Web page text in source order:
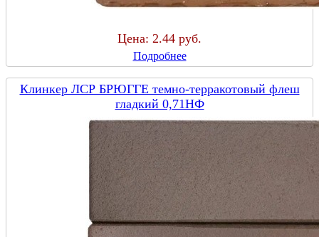
Цена: 2.44 руб.
Подробнее
Клинкер ЛСР БРЮГГЕ темно-терракотовый флеш
гладкий 0,71НФ